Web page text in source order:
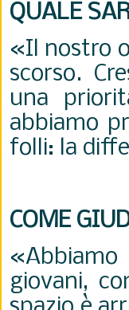
QUALE
«Il nostro
scorso.
una
abbiamo
folli: la
COME
giovani,